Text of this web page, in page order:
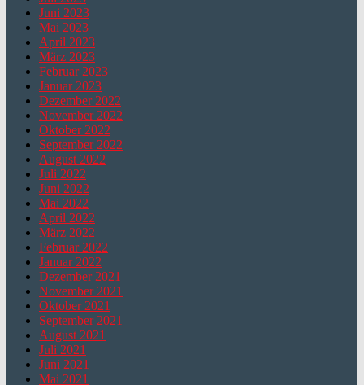
Juni 2023
Mai 2023
April 2023
März 2023
Februar 2023
Januar 2023
Dezember 2022
November 2022
Oktober 2022
September 2022
August 2022
Juli 2022
Juni 2022
Mai 2022
April 2022
März 2022
Februar 2022
Januar 2022
Dezember 2021
November 2021
Oktober 2021
September 2021
August 2021
Juli 2021
Juni 2021
Mai 2021